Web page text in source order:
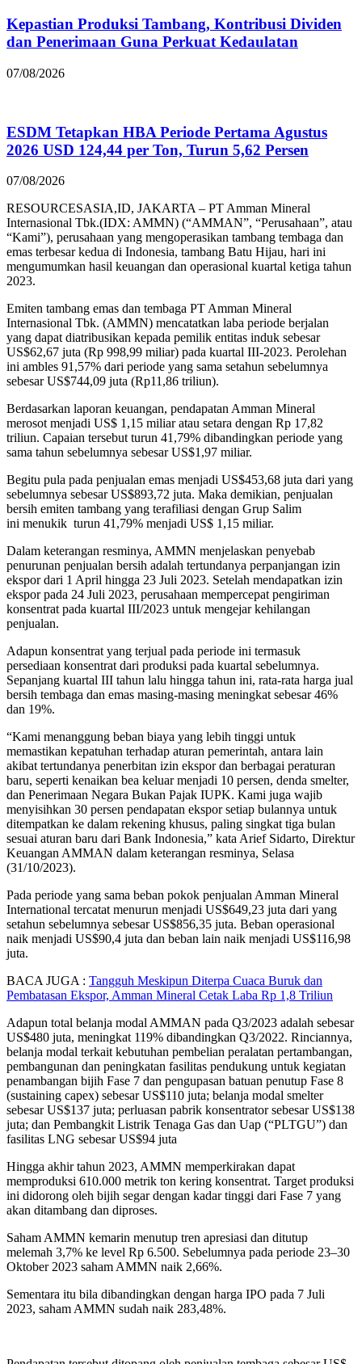
Kepastian Produksi Tambang, Kontribusi Dividen
dan Penerimaan Guna Perkuat Kedaulatan
07/08/2026
ESDM Tetapkan HBA Periode Pertama Agustus
2026 USD 124,44 per Ton, Turun 5,62 Persen
07/08/2026
RESOURCESASIA,ID, JAKARTA – PT Amman Mineral
Internasional Tbk.(IDX: AMMN) (“AMMAN”, “Perusahaan”, atau
“Kami”), perusahaan yang mengoperasikan tambang tembaga dan
emas terbesar kedua di Indonesia, tambang Batu Hijau, hari ini
mengumumkan hasil keuangan dan operasional kuartal ketiga tahun
2023.
Emiten tambang emas dan tembaga PT Amman Mineral
Internasional Tbk. (AMMN) mencatatkan laba periode berjalan
yang dapat diatribusikan kepada pemilik entitas induk sebesar
US$62,67 juta (Rp 998,99 miliar) pada kuartal III-2023. Perolehan
ini ambles 91,57% dari periode yang sama setahun sebelumnya
sebesar US$744,09 juta (Rp11,86 triliun).
Berdasarkan laporan keuangan, pendapatan Amman Mineral
merosot menjadi US$ 1,15 miliar atau setara dengan Rp 17,82
triliun. Capaian tersebut turun 41,79% dibandingkan periode yang
sama tahun sebelumnya sebesar US$1,97 miliar.
Begitu pula pada penjualan emas menjadi US$453,68 juta dari yang
sebelumnya sebesar US$893,72 juta. Maka demikian, penjualan
bersih emiten tambang yang terafiliasi dengan Grup Salim
ini menukik turun 41,79% menjadi US$ 1,15 miliar.
Dalam keterangan resminya, AMMN menjelaskan penyebab
penurunan penjualan bersih adalah tertundanya perpanjangan izin
ekspor dari 1 April hingga 23 Juli 2023. Setelah mendapatkan izin
ekspor pada 24 Juli 2023, perusahaan mempercepat pengiriman
konsentrat pada kuartal III/2023 untuk mengejar kehilangan
penjualan.
Adapun konsentrat yang terjual pada periode ini termasuk
persediaan konsentrat dari produksi pada kuartal sebelumnya.
Sepanjang kuartal III tahun lalu hingga tahun ini, rata-rata harga jual
bersih tembaga dan emas masing-masing meningkat sebesar 46%
dan 19%.
“Kami menanggung beban biaya yang lebih tinggi untuk
memastikan kepatuhan terhadap aturan pemerintah, antara lain
akibat tertundanya penerbitan izin ekspor dan berbagai peraturan
baru, seperti kenaikan bea keluar menjadi 10 persen, denda smelter,
dan Penerimaan Negara Bukan Pajak IUPK. Kami juga wajib
menyisihkan 30 persen pendapatan ekspor setiap bulannya untuk
ditempatkan ke dalam rekening khusus, paling singkat tiga bulan
sesuai aturan baru dari Bank Indonesia,” kata Arief Sidarto, Direktur
Keuangan AMMAN dalam keterangan resminya, Selasa
(31/10/2023).
Pada periode yang sama beban pokok penjualan Amman Mineral
International tercatat menurun menjadi US$649,23 juta dari yang
setahun sebelumnya sebesar US$856,35 juta. Beban operasional
naik menjadi US$90,4 juta dan beban lain naik menjadi US$116,98
juta.
BACA JUGA : Tangguh Meskipun Diterpa Cuaca Buruk dan
Pembatasan Ekspor, Amman Mineral Cetak Laba Rp 1,8 Triliun
Adapun total belanja modal AMMAN pada Q3/2023 adalah sebesar
US$480 juta, meningkat 119% dibandingkan Q3/2022. Rinciannya,
belanja modal terkait kebutuhan pembelian peralatan pertambangan,
pembangunan dan peningkatan fasilitas pendukung untuk kegiatan
penambangan bijih Fase 7 dan pengupasan batuan penutup Fase 8
(sustaining capex) sebesar US$110 juta; belanja modal smelter
sebesar US$137 juta; perluasan pabrik konsentrator sebesar US$138
juta; dan Pembangkit Listrik Tenaga Gas dan Uap (“PLTGU”) dan
fasilitas LNG sebesar US$94 juta
Hingga akhir tahun 2023, AMMN memperkirakan dapat
memproduksi 610.000 metrik ton kering konsentrat. Target produksi
ini didorong oleh bijih segar dengan kadar tinggi dari Fase 7 yang
akan ditambang dan diproses.
Saham AMMN kemarin menutup tren apresiasi dan ditutup
melemah 3,7% ke level Rp 6.500. Sebelumnya pada periode 23–30
Oktober 2023 saham AMMN naik 2,66%.
Sementara itu bila dibandingkan dengan harga IPO pada 7 Juli
2023, saham AMMN sudah naik 283,48%.